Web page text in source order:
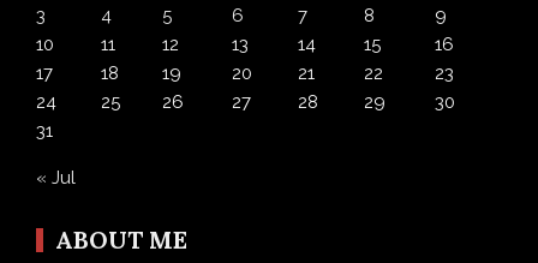
3
4 5 6 7 8
9
10
11 12 13 14 15
16
17
18 19 20 21 22
23
24
25 26 27 28 29
30
31
« Jul
ABOUT ME